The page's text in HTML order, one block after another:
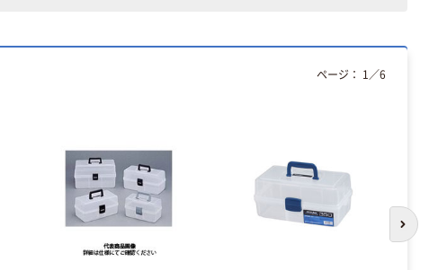
ページ： 1 ／6
次
スタンダード
￥126~ （税込）
パー ボックス
150組 5箱入 ア
スクル スマート
コンパクト ビ
￥328~